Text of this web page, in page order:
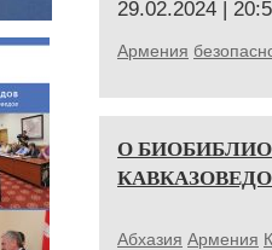
29.02.2024 |
Армения
О
Абхазия Армения